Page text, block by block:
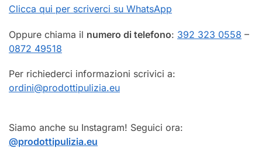
Clicca qui per scriverci su WhatsApp
Oppure chiama il numero di telefono: 392 323 0558 –
0872 49518
Per richiederci informazioni scrivici a:
ordini@prodottipulizia.eu
Siamo anche su Instagram! Seguici ora:
@prodottipulizia.eu